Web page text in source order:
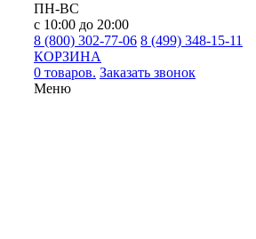
ПН-ВС
с 10:00 до 20:00
8 (800) 302-77-06 8 (499) 348-15-11
КОРЗИНА
0 товаров. Заказать звонок
Меню